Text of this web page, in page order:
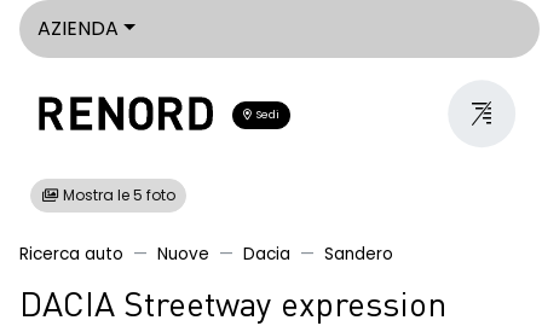
AZIENDA
Sedi
Mostra le 5 foto
Ricerca auto Nuove Dacia Sandero
DACIA Streetway expression